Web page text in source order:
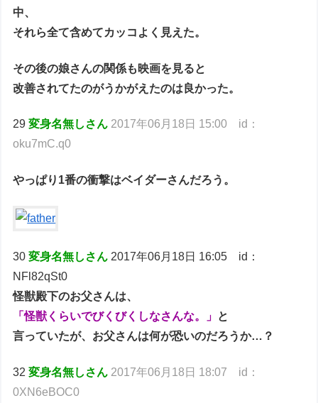
中、
それら全て含めてカッコよく見えた。
その後の娘さんの関係も映画を見ると
改善されてたのがうかがえたのは良かった。
29変身名無しさん 2017年06月18日 15:00 id：
oku7mC.q0
やっぱり1番の衝撃はベイダーさんだろう。
30変身名無しさん 2017年06月18日 16:05 id：
NFl82qSt0
怪獣殿下のお父さんは、
「怪獣くらいでびくびくしなさんな。」 と
言っていたが、お父さんは何が恐いのだろうか…？
32変身名無しさん 2017年06月18日 18:07 id：
0XN6eBOC0